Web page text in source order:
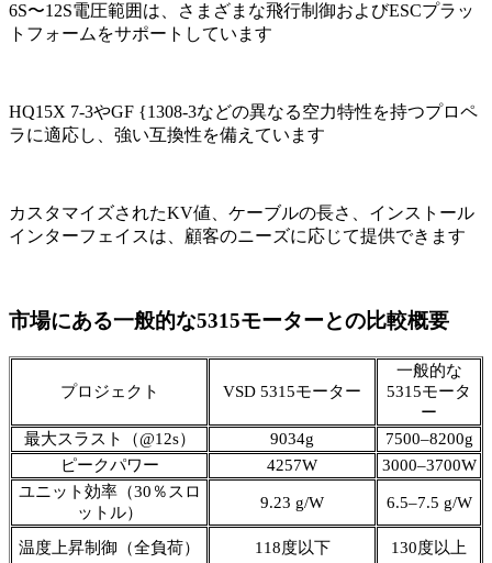
6S〜12S電圧範囲は、さまざまな飛行制御およびESCプラッ
トフォームをサポートしています
HQ15X 7-3やGF {1308-3などの異なる空力特性を持つプロペ
ラに適応し、強い互換性を備えています
カスタマイズされたKV値、ケーブルの長さ、インストール
インターフェイスは、顧客のニーズに応じて提供できます
市場にある一般的な5315モーターとの比較概要
プロジェクト VSD 5315モーター
一般的な
5315モータ
ー
最大スラスト（@12s）
9034g
7500–8200g
ピークパワー
4257W
3000–3700W
ユニット効率（30％スロ
ットル）
9.23 g/W 6.5–7.5 g/W
温度上昇制御（全負荷） 118度以下 130度以上